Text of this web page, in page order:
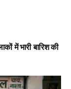
में भारी बारिश की